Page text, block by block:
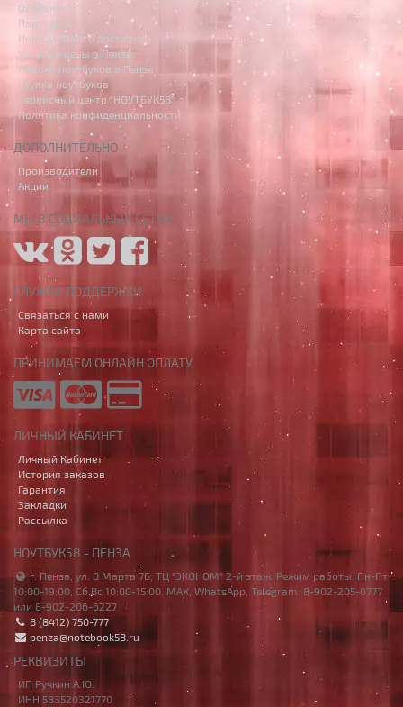
Оптовики
Партнёры
Информация о доставке
Услуги и цены в Пензе
Ремонт ноутбуков в Пензе
Скупка ноутбуков
Сервисный центр "НОУТБУК58"
Политика конфиденциальности
ДОПОЛНИТЕЛЬНО
Производители
Акции
МЫ В СОЦИАЛЬНЫХ СЕТЯХ
СЛУЖБА ПОДДЕРЖКИ
Связаться с нами
Карта сайта
ПРИНИМАЕМ ОНЛАЙН ОПЛАТУ
ЛИЧНЫЙ КАБИНЕТ
Личный Кабинет
История заказов
Гарантия
Закладки
Рассылка
НОУТБУК58 - ПЕНЗА
г. Пенза, ул. 8 Марта 7Б, ТЦ "ЭКОНОМ" 2-й этаж. Режим работы: Пн-Пт
10:00-19:00, Сб,Вс 10:00-15:00. MAX, WhatsApp, Telegram: 8-902-205-0777
или 8-902-206-6227
8 (8412) 750-777
penza@notebook58.ru
РЕКВИЗИТЫ
ИП Ручкин А.Ю.
ИНН 583520321770